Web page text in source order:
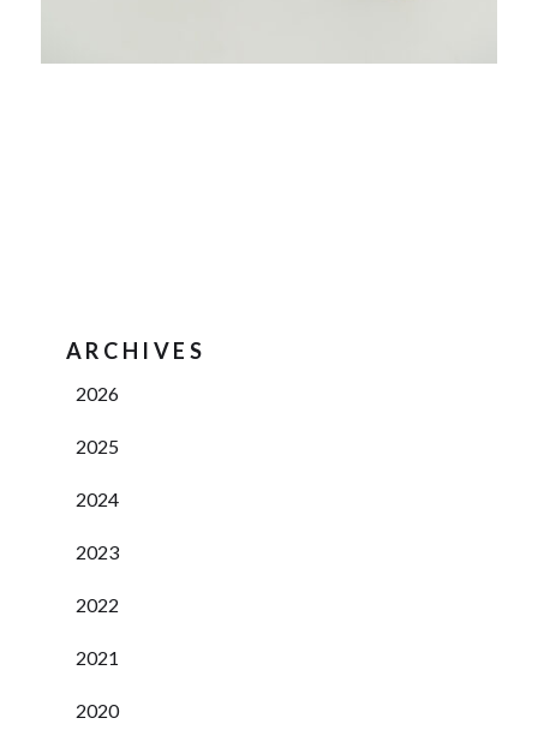
ARCHIVES
2026
2025
2024
2023
2022
2021
2020